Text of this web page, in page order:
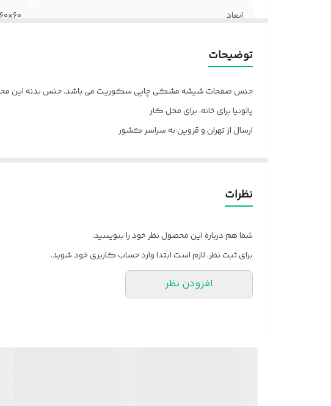
ابعاد ۶۰×۶۰×۳۸
توضیحات
جنس صفحات شیشه مشکی چاپی سکوریت می باشد. جنس بدنه این
پالونیا برای خانه، برای محل کار
ارسال از تهران و قزوین به سراسر کشور
نظرات
شما هم درباره این محصول نظر خود را بنویسید.
برای ثبت نظر، لازم است ابتدا وارد حساب کاربری خود شوید.
افزودن نظر